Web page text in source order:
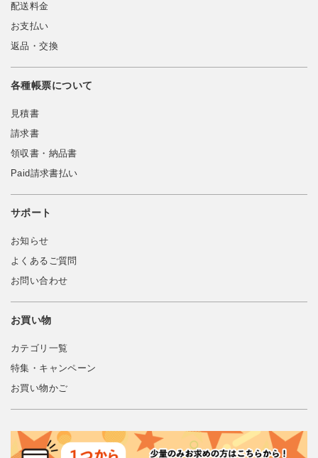
配送料金
お支払い
返品・交換
各種帳票について
見積書
請求書
領収書・納品書
Paid請求書払い
サポート
お知らせ
よくあるご質問
お問い合わせ
お買い物
カテゴリ一覧
特集・キャンペーン
お買い物かご